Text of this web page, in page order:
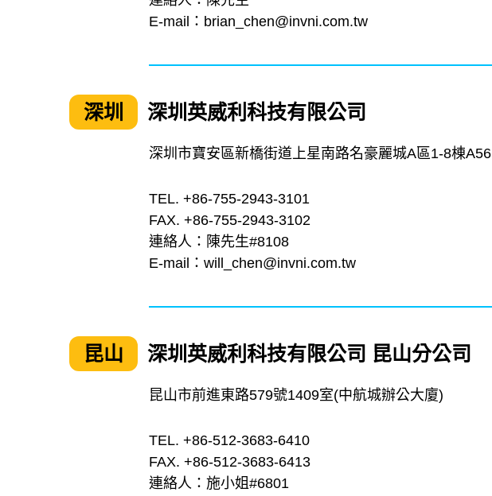
E-mail： brian_chen@invni.com.tw
深圳 深圳英威利科技有限公司
深圳市寶安區新橋街道上星南路名豪麗城A區1-8棟A56
TEL. +86-755-2943-3101
FAX. +86-755-2943-3102
連絡人：陳先生#8108
E-mail： will_chen@invni.com.tw
昆山 深圳英威利科技有限公司 昆山分公司
昆山市前進東路579號1409室(中航城辦公大廈)
TEL. +86-512-3683-6410
FAX. +86-512-3683-6413
連絡人：施小姐#6801